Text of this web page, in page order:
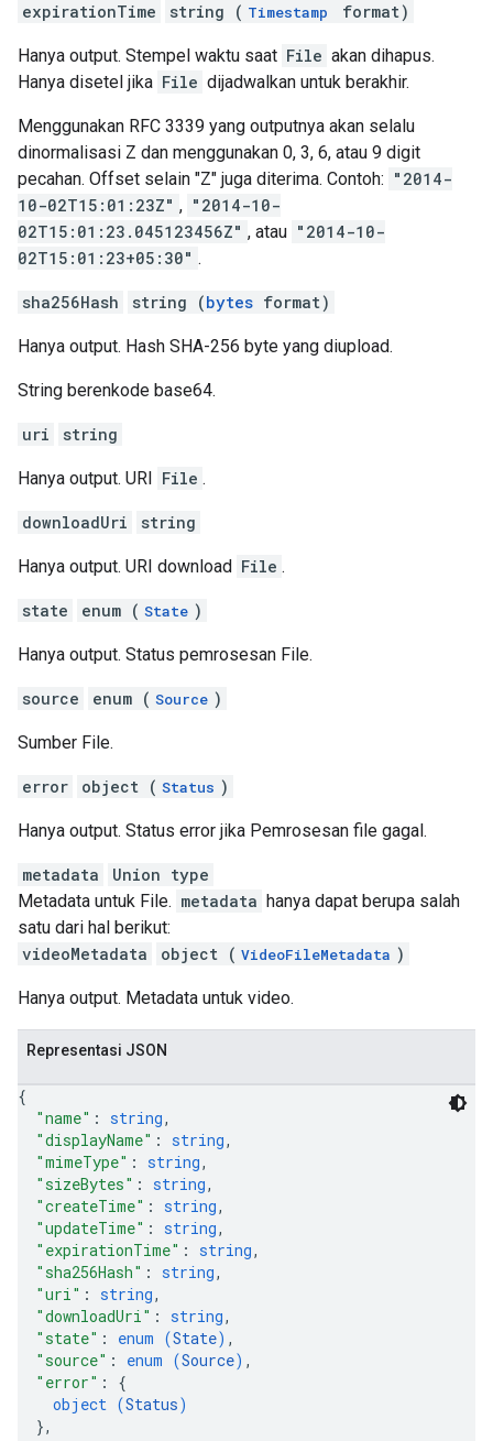
expirationTime string ( Timestamp format)
Hanya output. Stempel waktu saat File akan dihapus.
Hanya disetel jika File dijadwalkan untuk berakhir.
Menggunakan RFC 3339 yang outputnya akan selalu
dinormalisasi Z dan menggunakan 0, 3, 6, atau 9 digit
pecahan. Offset selain "Z" juga diterima. Contoh: "2014-
10-02T15:01:23Z" , "2014-10-
02T15:01:23.045123456Z" , atau "2014-10-
02T15:01:23+05:30" .
sha256Hash string (bytes format)
Hanya output. Hash SHA-256 byte yang diupload.
String berenkode base64.
uri string
Hanya output. URI File .
downloadUri string
Hanya output. URI download File .
state enum ( State )
Hanya output. Status pemrosesan File.
source enum ( Source )
Sumber File.
error object ( Status )
Hanya output. Status error jika Pemrosesan file gagal.
metadata
Union type
Metadata untuk File. metadata hanya dapat berupa salah
satu dari hal berikut:
videoMetadata
object ( VideoFileMetadata )
Hanya output. Metadata untuk video.
Representasi JSON
{
"name" : string,
"displayName" : string,
"mimeType" : string,
"sizeBytes" : string,
"createTime" : string,
"updateTime" : string,
"expirationTime" : string,
"sha256Hash" : string,
"uri" : string,
"downloadUri" : string,
"state" : enum (State) ,
"source" : enum (Source) ,
"error" : {
object (Status)
},